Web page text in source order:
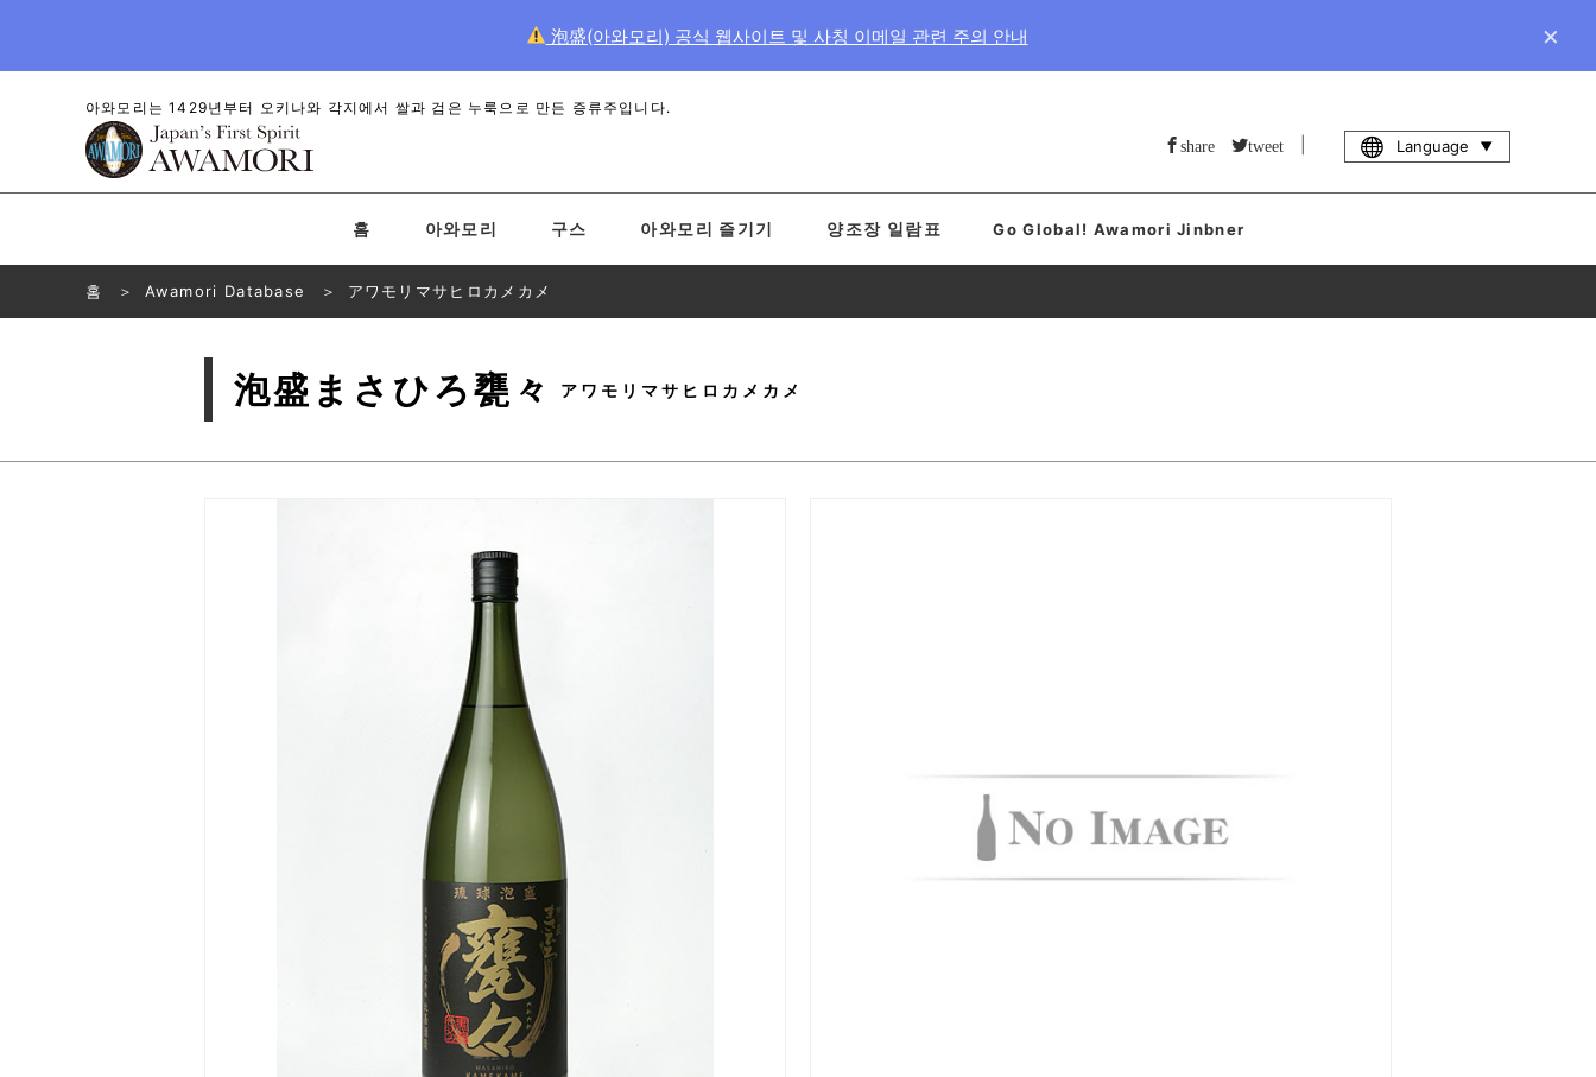
泡盛(아와모리) 공식 웹사이트 및 사칭 이메일 관련 주의 안내 ×
아와모리는 1429년부터 오키나와 각지에서 쌀과 검은 누룩으로 만든 증류주입니다.
share tweet Language
홈 아와모리 구스 아와모리 즐기기 양조장 일람표 Go Global! Awamori Jinbner
홈 Awamori Database アワモリマサヒロカメカメ
泡盛まさひろ甕々 アワモリマサヒロカメカメ